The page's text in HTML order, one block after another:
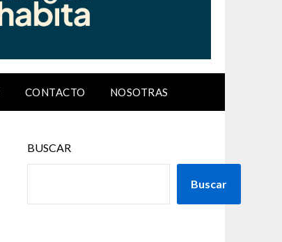
CONTACTO NOSOTRAS
BUSCAR
Buscar